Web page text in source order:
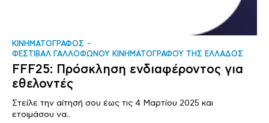
ΚΙΝΗΜΑΤΟΓΡΑΦΟΣ
ΦΕΣΤΙΒΑΛ ΓΑΛΛΟΦΩΝΟΥ ΚΙΝΗΜΑΤΟΓΡΑΦΟΥ ΤΗΣ ΕΛΛΑΔΟΣ
FFF25: Πρόσκληση ενδιαφέροντος για
εθελοντές
Στείλε την αίτησή σου έως τις 4 Μαρτίου 2025 και
ετοιμάσου να..